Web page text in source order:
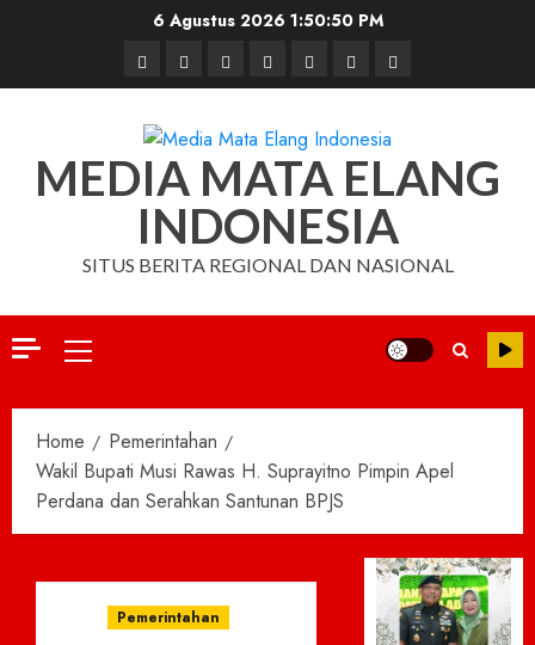
6 Agustus 20261:50:51 PM
BerandaNasionalDaerahHukum
dan
Kriminal
Pendidikan
Box
Redaksi
Iklan
MEDIA MATA ELANG
INDONESIA
SITUS BERITA REGIONAL DAN NASIONAL
Primary
Home
Pemerintahan
Wakil Bupati Musi Rawas H. Suprayitno Pimpin Apel
Perdana dan Serahkan Santunan BPJS
Pemerintahan